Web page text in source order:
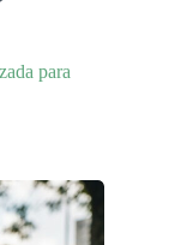
para